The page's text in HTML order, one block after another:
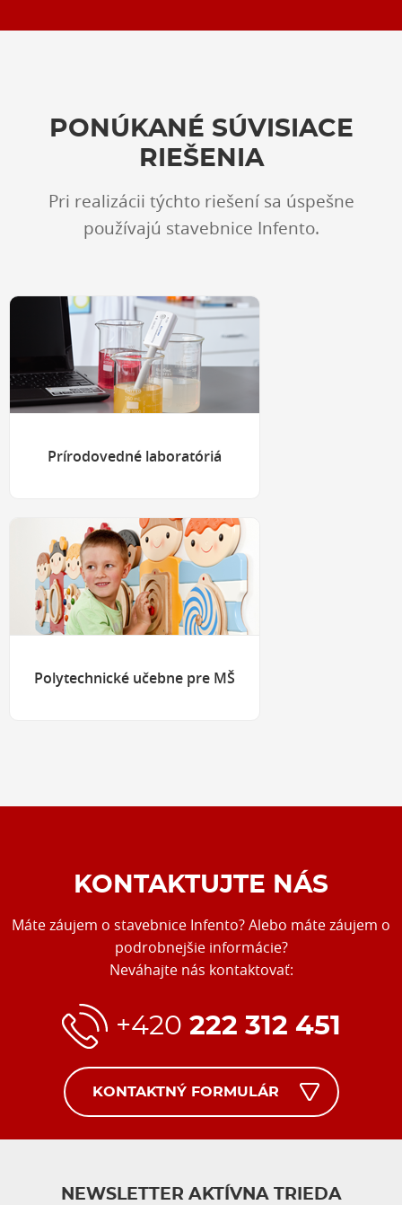
PONÚKANÉ SÚVISIACE
RIEŠENIA
Pri realizácii týchto riešení sa úspešne
používajú stavebnice Infento.
Prírodovedné laboratóriá
Polytechnické učebne pre MŠ
KONTAKTUJTE NÁS
Máte záujem o stavebnice Infento? Alebo máte záujem o
podrobnejšie informácie?
Neváhajte nás kontaktovať:
+420 222 312 451
KONTAKTNÝ FORMULÁR
NEWSLETTER AKTÍVNA TRIEDA